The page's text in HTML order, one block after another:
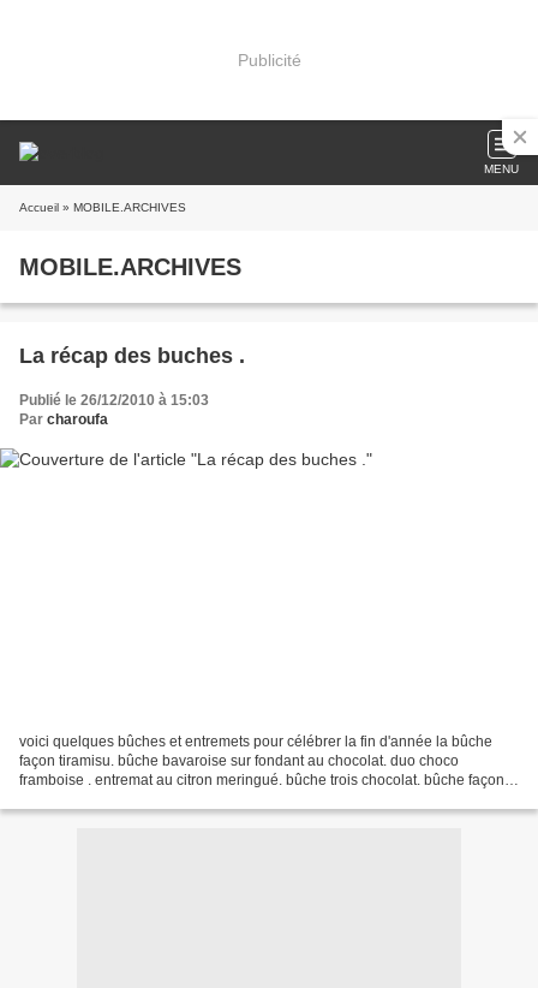
Publicité
MENU
Accueil » MOBILE.ARCHIVES
MOBILE.ARCHIVES
La récap des buches .
Publié le 26/12/2010 à 15:03
Par charoufa
voici quelques bûches et entremets pour célébrer la fin d'année la bûche
façon tiramisu. bûche bavaroise sur fondant au chocolat. duo choco
framboise . entremat au citron meringué. bûche trois chocolat. bûche façon